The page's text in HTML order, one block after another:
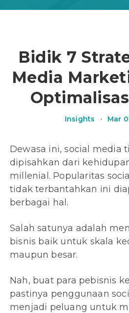
Bidik 7
Media
Insights • Mar
Dewasa ini, social media
dipisahkan dari
millenial. Popularitas
tidak terbantahkan ini
berbagai hal.
Salah satunya adalah
bisnis baik untuk skala
maupun besar.
Nah, buat para pebisnis
pastinya penggunaan
menjadi peluang untuk